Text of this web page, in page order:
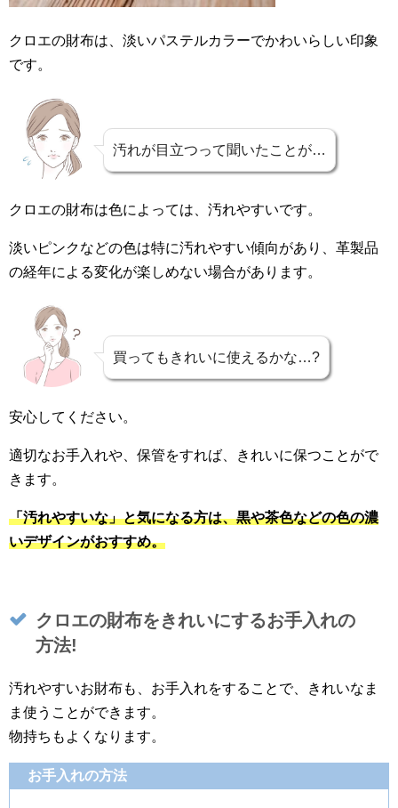
クロエの財布は、淡いパステルカラーでかわいらしい印象
です。
汚れが目立つって聞いたことが…
クロエの財布は色によっては、汚れやすいです。
淡いピンクなどの色は特に汚れやすい傾向があり、革製品
の経年による変化が楽しめない場合があります。
買ってもきれいに使えるかな…?
安心してください。
適切なお手入れや、保管をすれば、きれいに保つことがで
きます。
「汚れやすいな」と気になる方は、黒や茶色などの色の濃
いデザインがおすすめ。
クロエの財布をきれいにするお手入れの
方法!
汚れやすいお財布も、お手入れをすることで、きれいなま
ま使うことができます。
物持ちもよくなります。
お手入れの方法